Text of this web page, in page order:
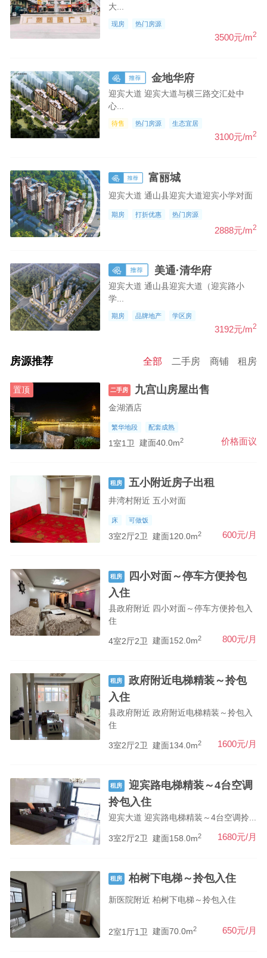
大...
现房 热门房源
3500元/m2
金地华府
迎宾大道 迎宾大道与横三路交汇处中
心...
待售 热门房源 生态宜居
3100元/m2
富丽城
迎宾大道 通山县迎宾大道迎宾小学对面
期房 打折优惠 热门房源
2888元/m2
美通·清华府
迎宾大道 通山县迎宾大道（迎宾路小
学...
期房 品牌地产 学区房
3192元/m2
房源推荐 全部 二手房 商铺 租房
置顶 二手房 九宫山房屋出售
金湖酒店
繁华地段 配套成熟
1室1卫 建面40.0m2 价格面议
租房 五小附近房子出租
井湾村附近 五小对面
床 可做饭
3室2厅2卫 建面120.0m2 600元/月
租房
入住
县政府附近 四小对面～停车方便拎包入
住
4室2厅2卫 建面152.0m2 800元/月
租房
入住
县政府附近 政府附近电梯精装～拎包入
住
3室2厅2卫 建面134.0m2 1600元/月
租房
拎包入住
迎宾大道 迎宾路电梯精装～4台空调拎...
3室2厅2卫 建面158.0m2 1680元/月
租房 柏树下电梯～拎包入住
新医院附近 柏树下电梯～拎包入住
2室1厅1卫 建面70.0m2 650元/月